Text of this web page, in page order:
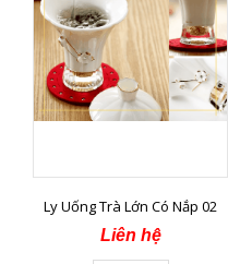
Ly Uống Trà Lớn Có Nắp 02
Liên hệ